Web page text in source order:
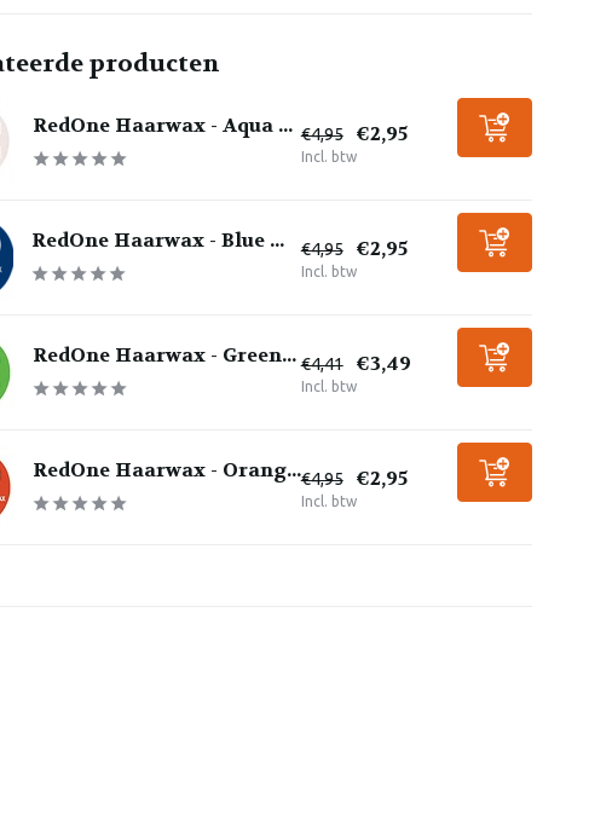
producten
RedOne Haarwax - Aqua ... €4,95 €2,95
Incl. btw
RedOne Haarwax - Blue ... €4,95 €2,95
Incl. btw
RedOne Haarwax - Green... €4,41 €3,49
Incl. btw
RedOne Haarwax - Orang...€4,95 €2,95
Incl. btw